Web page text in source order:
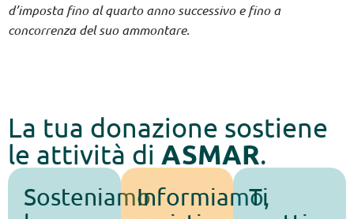
d’imposta fino al quarto anno successivo e fino a
concorrenza del suo ammontare.
La tua donazione sostiene
le attività di ASMAR.
SosteniamoInformiamo,
Ti